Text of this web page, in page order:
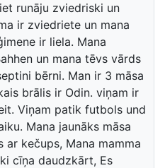
runāju zviedriski un
ir zviedriete un mana
ir liela. Mana
un mana tēvs vārds
bērni. Man ir 3 māsa
brālis ir Odin. viņam ir
Viņam patik futbols und
Mana jaunāks māsa
kečups, Mana mamma
cīņa daudzkārt, Es